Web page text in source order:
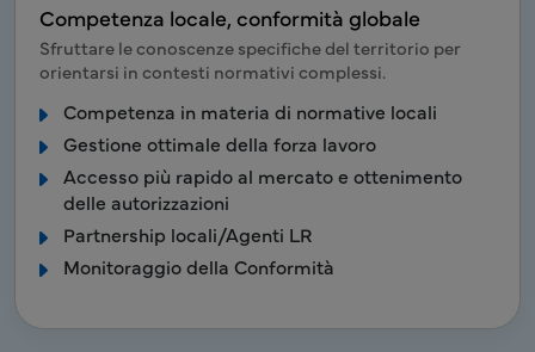
Competenza locale, conformità globale
Sfruttare le conoscenze specifiche del territorio per
orientarsi in contesti normativi complessi.
Competenza in materia di normative locali
Gestione ottimale della forza lavoro
Accesso più rapido al mercato e ottenimento
delle autorizzazioni
Partnership locali/Agenti LR
Monitoraggio della Conformità